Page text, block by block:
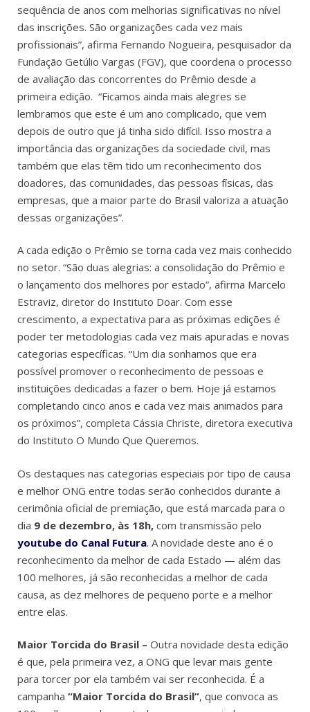
sequência de anos com melhorias significativas no nível
das inscrições. São organizações cada vez mais
profissionais”, afirma Fernando Nogueira, pesquisador da
Fundação Getúlio Vargas (FGV), que coordena o processo
de avaliação das concorrentes do Prêmio desde a
primeira edição. “Ficamos ainda mais alegres se
lembramos que este é um ano complicado, que vem
depois de outro que já tinha sido difícil. Isso mostra a
importância das organizações da sociedade civil, mas
também que elas têm tido um reconhecimento dos
doadores, das comunidades, das pessoas físicas, das
empresas, que a maior parte do Brasil valoriza a atuação
dessas organizações”.
A cada edição o Prêmio se torna cada vez mais conhecido
no setor. “São duas alegrias: a consolidação do Prêmio e
o lançamento dos melhores por estado”, afirma Marcelo
Estraviz, diretor do Instituto Doar. Com esse
crescimento, a expectativa para as próximas edições é
poder ter metodologias cada vez mais apuradas e novas
categorias específicas. “Um dia sonhamos que era
possível promover o reconhecimento de pessoas e
instituições dedicadas a fazer o bem. Hoje já estamos
completando cinco anos e cada vez mais animados para
os próximos”, completa Cássia Christe, diretora executiva
do Instituto O Mundo Que Queremos.
Os destaques nas categorias especiais por tipo de causa
e melhor ONG entre todas serão conhecidos durante a
cerimônia oficial de premiação, que está marcada para o
dia 9 de dezembro, às 18h, com transmissão pelo
youtube do Canal Futura. A novidade deste ano é o
reconhecimento da melhor de cada Estado — além das
100 melhores, já são reconhecidas a melhor de cada
causa, as dez melhores de pequeno porte e a melhor
entre elas.
Maior Torcida do Brasil – Outra novidade desta edição
é que, pela primeira vez, a ONG que levar mais gente
para torcer por ela também vai ser reconhecida. É a
campanha “Maior Torcida do Brasil”, que convoca as